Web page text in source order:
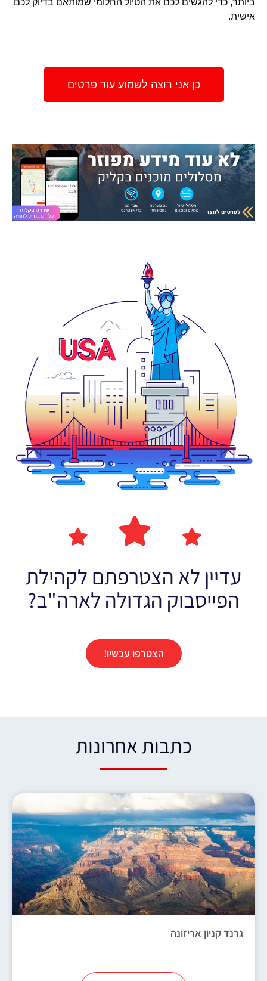
ביותר, כדי להגשים לכם את הטיול החלומי שמותאם בדיוק לכם
אישית.
כן אני רוצה לשמוע עוד פרטים
עדיין לא הצטרפתם לקהילת
הפייסבוק הגדולה לארה"ב?
הצטרפו עכשיו!
כתבות אחרונות​
גרנד קניון אריזונה